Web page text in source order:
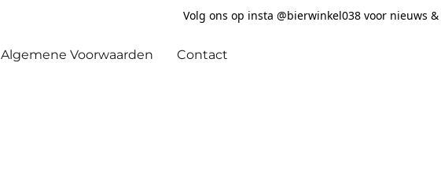
Volg ons op insta @bierwinkel038 voor nieuws
Algemene Voorwaarden Contact